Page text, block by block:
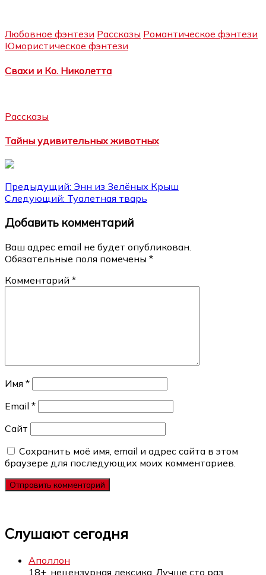
Любовное фэнтези Рассказы Романтическое фэнтези
Юмористическое фэнтези
Свахи и Ко. Николетта
Рассказы
Тайны удивительных животных
Навигация
по
записям
Предыдущий: Энн из Зелёных Крыш
Следующий: Туалетная тварь
Добавить комментарий
Ваш адрес email не будет опубликован.
Обязательные поля помечены *
Комментарий *
Имя *
Email *
Сайт
Сохранить моё имя, email и адрес сайта в этом
браузере для последующих моих комментариев.
Слушают сегодня
Аполлон
18+, нецензурная лексика. Лучше сто раз